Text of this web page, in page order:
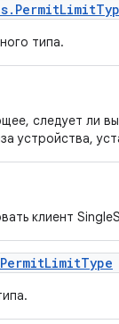
. PermitLimit
типа.
следует ли
устройства,
клиент
PermitLimitType